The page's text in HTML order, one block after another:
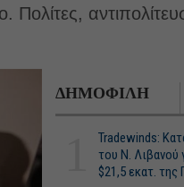
Πολίτες,
ΔΗΜΟΦΙΛΗ
Tradewinds:
του Ν. Λιβανού
$21,5 εκατ. της